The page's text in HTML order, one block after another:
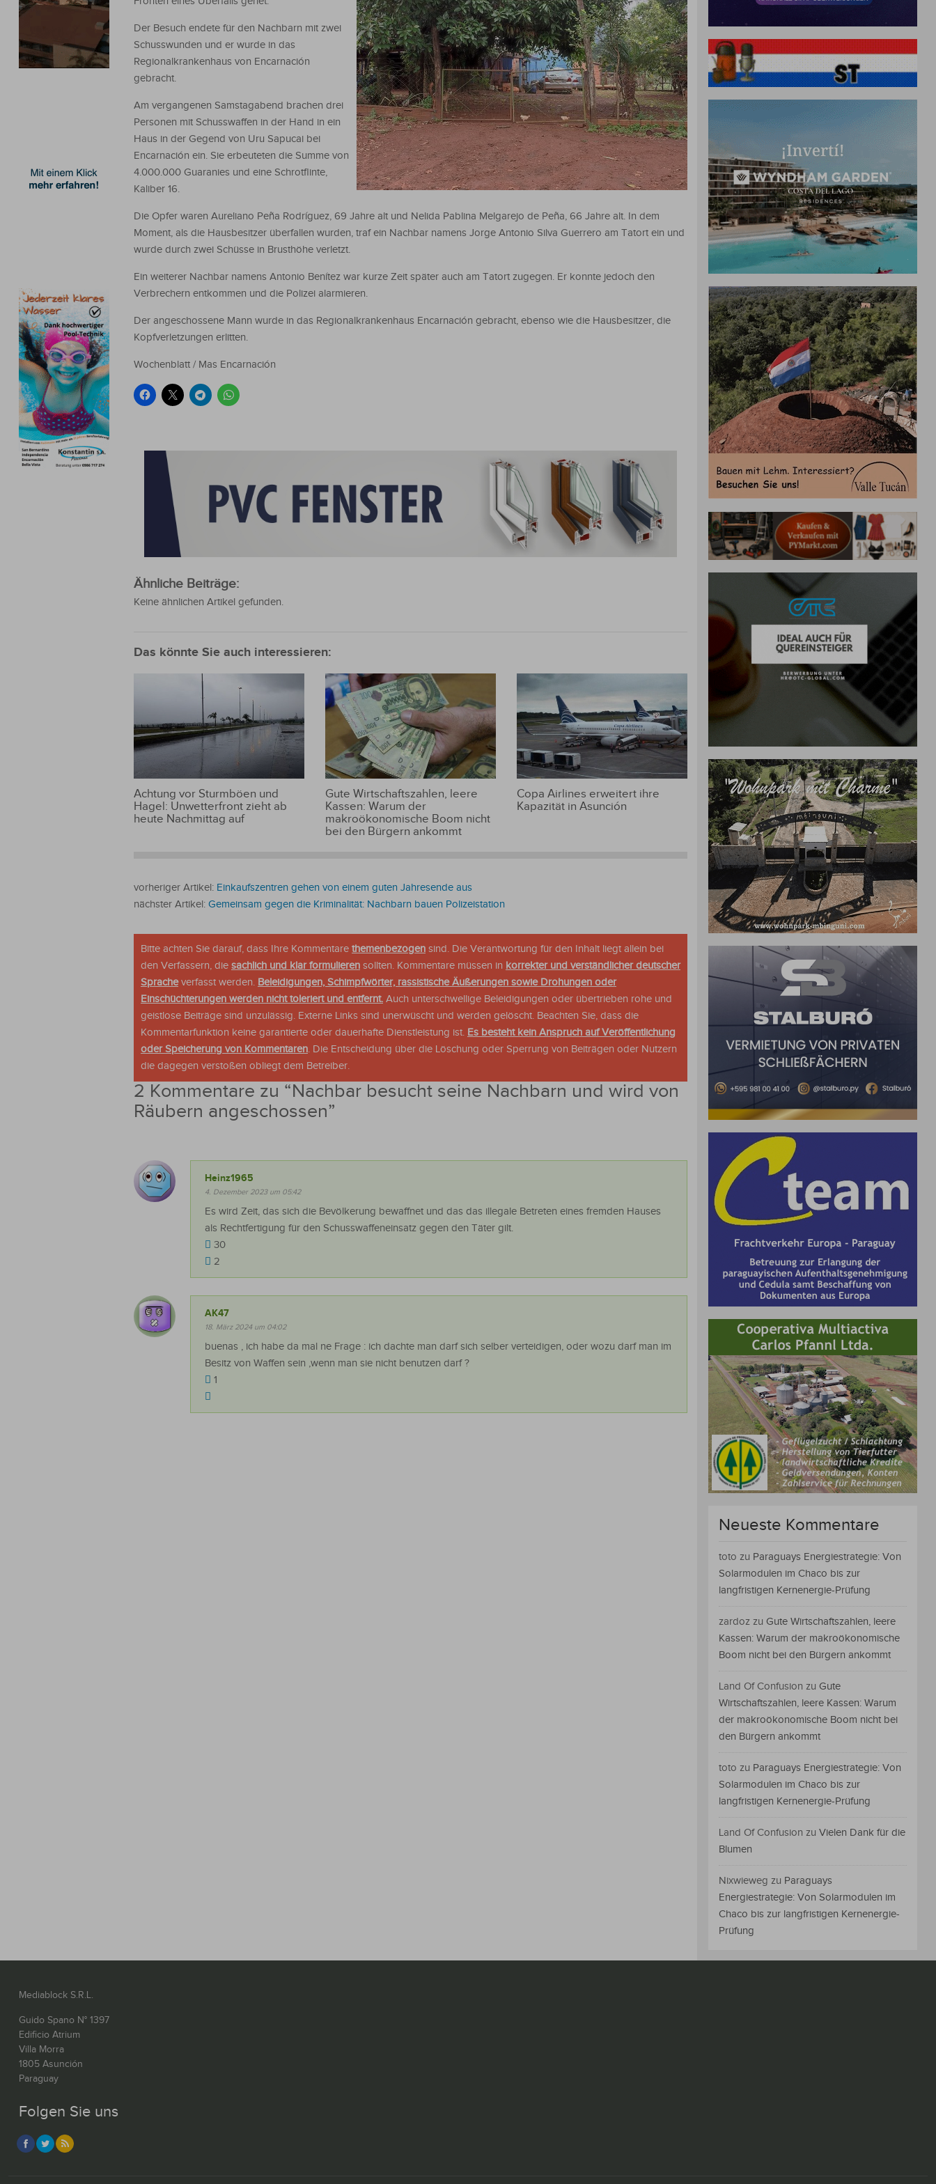
Der Besuch endete für den Nachbarn mit zwei
Schusswunden und er wurde in das
Regionalkrankenhaus von Encarnación
gebracht.
Am vergangenen Samstagabend brachen drei
Personen mit Schusswaffen in der Hand in ein
Haus in der Gegend von Uru Sapucai bei
Encarnación ein. Sie erbeuteten die Summe von
4.000.000 Guaranies und eine Schrotflinte,
Kaliber 16.
Die Opfer waren Aureliano Peña Rodríguez, 69 Jahre alt und Nelida Pablina Melgarejo de Peña, 66 Jahre alt. In dem
Moment, als die Hausbesitzer überfallen wurden, traf ein Nachbar namens Jorge Antonio Silva Guerrero am Tatort ein und
wurde durch zwei Schüsse in Brusthöhe verletzt.
Ein weiterer Nachbar namens Antonio Benítez war kurze Zeit später auch am Tatort zugegen. Er konnte jedoch den
Verbrechern entkommen und die Polizei alarmieren.
Der angeschossene Mann wurde in das Regionalkrankenhaus Encarnación gebracht, ebenso wie die Hausbesitzer, die
Kopfverletzungen erlitten.
Wochenblatt / Mas Encarnación
Ähnliche Beiträge:
Keine ähnlichen Artikel gefunden.
Das könnte Sie auch interessieren:
Achtung vor Sturmböen und
Hagel: Unwetterfront zieht ab
heute Nachmittag auf
Gute Wirtschaftszahlen, leere
Kassen: Warum der
makroökonomische Boom nicht
bei den Bürgern ankommt
Copa Airlines erweitert ihre
Kapazität in Asunción
vorheriger Artikel: Einkaufszentren gehen von einem guten Jahresende aus
nächster Artikel: Gemeinsam gegen die Kriminalität: Nachbarn bauen Polizeistation
Bitte achten Sie darauf, dass Ihre Kommentare themenbezogen sind. Die Verantwortung für den Inhalt liegt allein bei
den Verfassern, die sachlich und klar formulieren sollten. Kommentare müssen in korrekter und verständlicher deutscher
Spracheverfasst werden. Beleidigungen, Schimpfwörter, rassistische Äußerungen sowie Drohungen oder
Einschüchterungen werden nicht toleriert und entfernt. Auch unterschwellige Beleidigungen oder übertrieben rohe und
geistlose Beiträge sind unzulässig. Externe Links sind unerwüscht und werden gelöscht. Beachten Sie, dass die
Kommentarfunktion keine garantierte oder dauerhafte Dienstleistung ist. Es besteht kein Anspruch auf Veröffentlichung
oder Speicherung von Kommentaren. Die Entscheidung über die Löschung oder Sperrung von Beiträgen oder Nutzern
die dagegen verstoßen obliegt dem Betreiber.
2 Kommentare zu “Nachbar besucht seine Nachbarn und wird von
Räubern angeschossen”
Heinz1965
4. Dezember 2023 um 05:42
Es wird Zeit, das sich die Bevölkerung bewaffnet und das das illegale Betreten eines fremden Hauses
als Rechtfertigung für den Schusswaffeneinsatz gegen den Täter gilt.
30
2
AK47
18. März 2024 um 04:02
buenas , ich habe da mal ne Frage : ich dachte man darf sich selber verteidigen, oder wozu darf man im
Besitz von Waffen sein ,wenn man sie nicht benutzen darf ?
1
Neueste Kommentare
toto zu Paraguays Energiestrategie: Von
Solarmodulen im Chaco bis zur
langfristigen Kernenergie-Prüfung
zardoz zu Gute Wirtschaftszahlen, leere
Kassen: Warum der makroökonomische
Boom nicht bei den Bürgern ankommt
Land Of Confusion zu Gute
Wirtschaftszahlen, leere Kassen: Warum
der makroökonomische Boom nicht bei
den Bürgern ankommt
toto zu Paraguays Energiestrategie: Von
Solarmodulen im Chaco bis zur
langfristigen Kernenergie-Prüfung
Land Of Confusion zu Vielen Dank für die
Blumen
Nixwieweg zu Paraguays
Energiestrategie: Von Solarmodulen im
Chaco bis zur langfristigen Kernenergie-
Prüfung
Mediablock S.R.L.
Guido Spano N° 1397
Edificio Atrium
Villa Morra
1805 Asunción
Paraguay
Folgen Sie uns